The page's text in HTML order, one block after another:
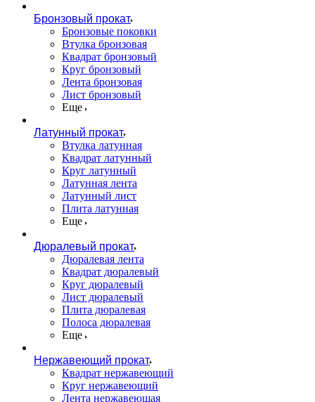
Бронзовый прокат
Бронзовые поковки
Втулка бронзовая
Квадрат бронзовый
Круг бронзовый
Лента бронзовая
Лист бронзовый
Еще
Латунный прокат
Втулка латунная
Квадрат латунный
Круг латунный
Латунная лента
Латунный лист
Плита латунная
Еще
Дюралевый прокат
Дюралевая лента
Квадрат дюралевый
Круг дюралевый
Лист дюралевый
Плита дюралевая
Полоса дюралевая
Еще
Нержавеющий прокат
Квадрат нержавеющий
Круг нержавеющий
Лента нержавеющая